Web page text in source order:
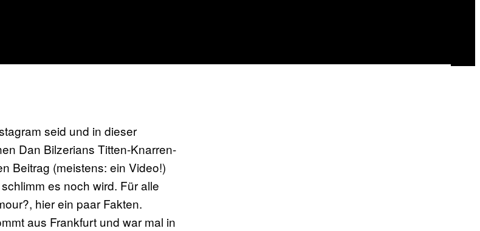
seid und in dieser
Dan Bilzerians Titten-Knarren-
Beitrag (meistens: ein Video!)
es noch wird. Für alle
hier ein paar Fakten.
aus Frankfurt und war mal in